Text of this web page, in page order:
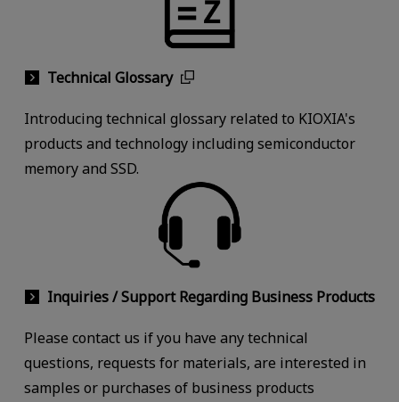
Technical Glossary
Introducing technical glossary related to KIOXIA's
products and technology including semiconductor
memory and SSD.
Inquiries / Support Regarding Business Products
Please contact us if you have any technical
questions, requests for materials, are interested in
samples or purchases of business products